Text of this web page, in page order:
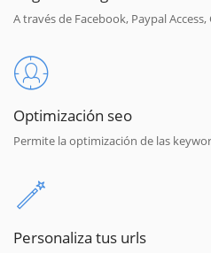
A través de Facebook, Paypal
Optimización seo
Permite la optimización de las
Personaliza tus urls